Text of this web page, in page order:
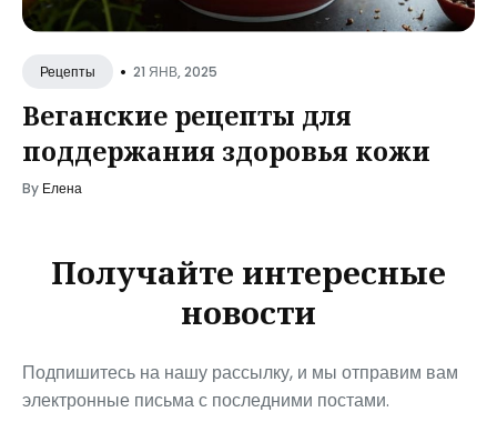
Рецепты • 21 ЯНВ, 2025
Веганские рецепты для
поддержания здоровья кожи
By Елена
Получайте интересные
новости
Подпишитесь на нашу рассылку, и мы отправим вам
электронные письма с последними постами.